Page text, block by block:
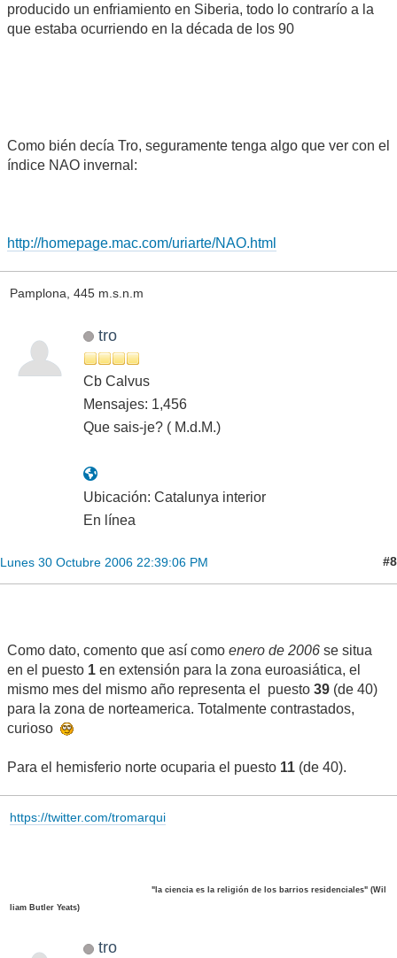
producido un enfriamiento en Siberia, todo lo contrarío a la
que estaba ocurriendo en la década de los 90
Como bién decía Tro, seguramente tenga algo que ver con el
índice NAO invernal:
http://homepage.mac.com/uriarte/NAO.html
Pamplona, 445 m.s.n.m
tro
Cb Calvus
Mensajes: 1,456
Que sais-je? ( M.d.M.)
Ubicación: Catalunya interior
En línea
Lunes 30 Octubre 2006 22:39:06 PM #8
Como dato, comento que así como enero de 2006 se situa
en el puesto 1 en extensión para la zona euroasiática, el
mismo mes del mismo año representa el puesto 39 (de 40)
para la zona de norteamerica. Totalmente contrastados,
curioso
Para el hemisferio norte ocuparia el puesto 11 (de 40).
https://twitter.com/tromarqui
"la ciencia es la religión de los barrios residenciales" (Wil
liam Butler Yeats)
tro